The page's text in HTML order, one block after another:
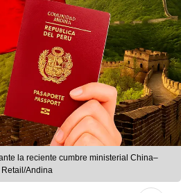
la reciente cumbre ministerial China–
Andina